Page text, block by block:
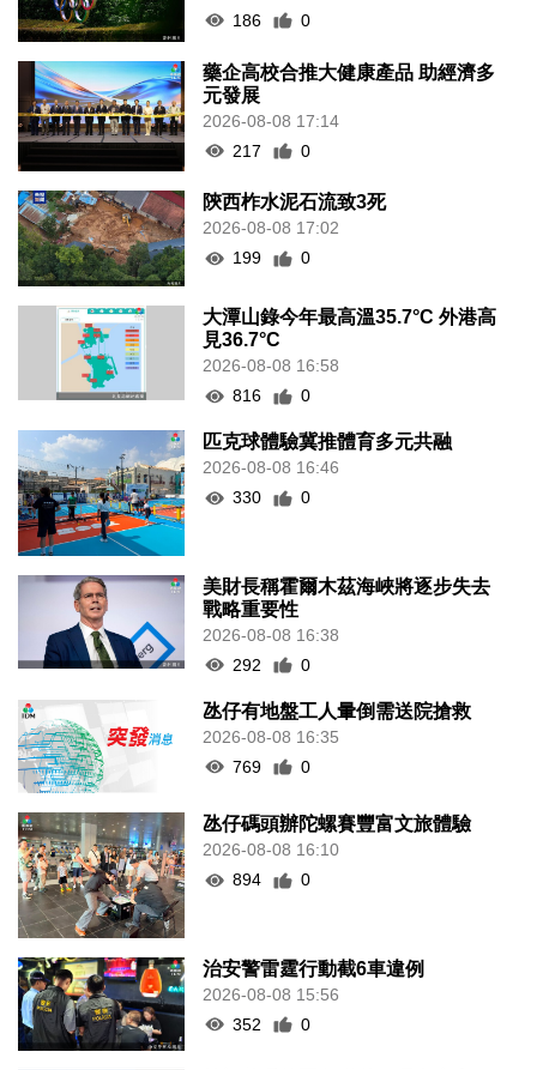
186 0
藥企高校合推大健康產品 助經濟多
元發展
2026-08-08 17:14
217
0
陝西柞水泥石流致3死
2026-08-08 17:02
199
0
大潭山錄今年最高溫35.7°C 外港高
見36.7°C
2026-08-08 16:58
816
0
匹克球體驗冀推體育多元共融
2026-08-08 16:46
330
0
美財長稱霍爾木茲海峽將逐步失去
戰略重要性
2026-08-08 16:38
292
0
氹仔有地盤工人暈倒需送院搶救
2026-08-08 16:35
769
0
氹仔碼頭辦陀螺賽豐富文旅體驗
2026-08-08 16:10
894
0
治安警雷霆行動截6車違例
2026-08-08 15:56
352
0